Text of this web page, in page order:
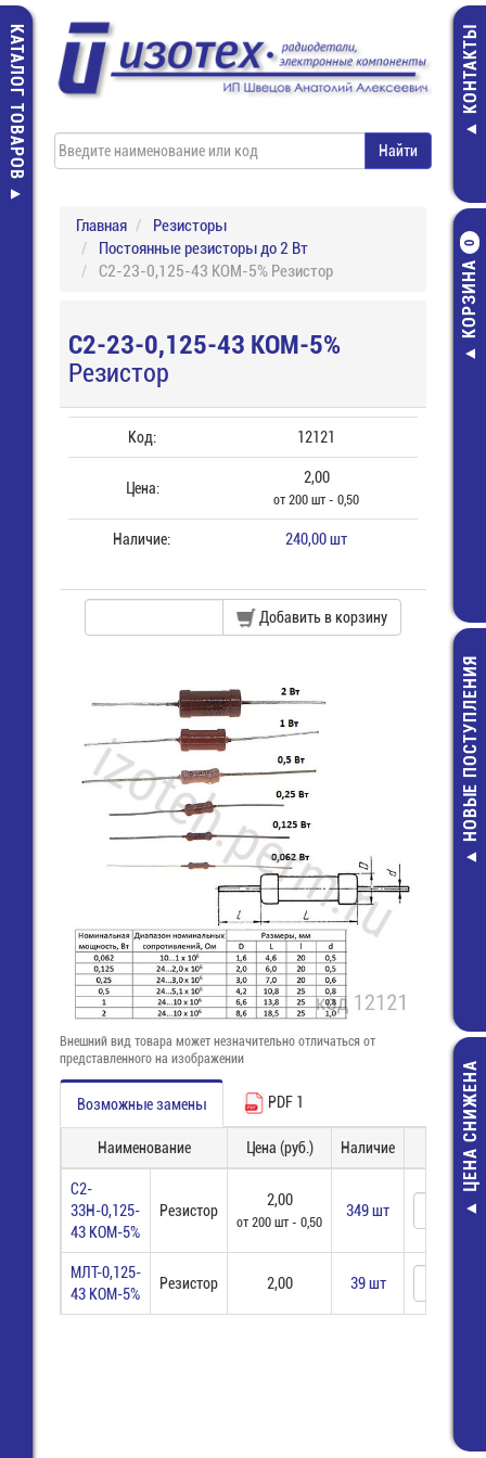
КАТАЛОГ ТОВАРОВ КОНТАКТЫ
КОРЗИНА
0
10-0075 RED
"Banana"
25,00 руб.
НОВЫЕ ПОСТУПЛЕНИЯ
8213 B / 2
Розетка
24,00 руб.
ЦЕНА СНИЖЕНА
Главная
Резисторы
Постоянные резисторы до 2 Вт
С2-23-0,125-43 КОМ-5% Резистор
С2-23-0,125-43 КОМ-5%
Резистор
Код: 12121
Цена:
2,00
от 200 шт - 0,50
Наличие: 240,00 шт
Добавить в корзину
Внешний вид товара может незначительно отличаться от
представленного на изображении
Возможные замены PDF 1
Наименование Цена (руб.) Наличие Заказ
С2-
33Н-0,125-
43 КОМ-5%
Резистор
2,00
от 200 шт - 0,50
349 шт
МЛТ-0,125-
43 КОМ-5%
Резистор 2,00 39 шт